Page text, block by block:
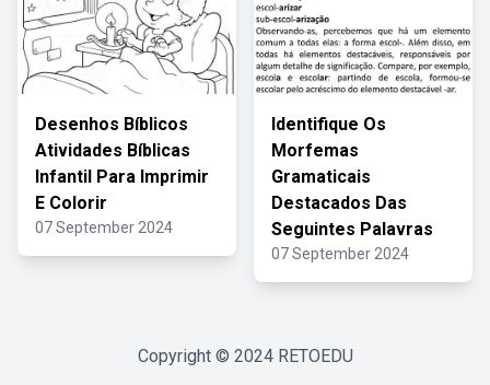
Desenhos Bíblicos
Atividades Bíblicas
Infantil Para Imprimir
E Colorir
07 September 2024
Identifique Os
Morfemas
Gramaticais
Destacados Das
Seguintes Palavras
07 September 2024
Copyright © 2024 RETOEDU